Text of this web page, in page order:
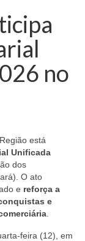
no
está
Unificada
dos
O ato
e reforça a
e
feira (12), em